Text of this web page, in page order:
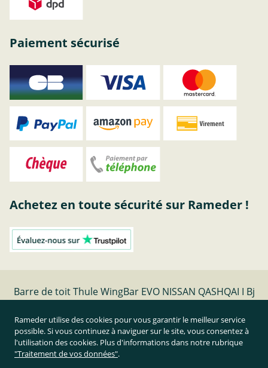
Paiement sécurisé
Achetez en toute sécurité sur Rameder !
Barre de toit Thule WingBar EVO NISSAN QASHQAI I Bj
Résilier le contrat
Rameder utilise des cookies pour vous garantir le meilleur service
possible. Si vous continuez à naviguer sur le site, vous consentez à
l'utilisation des cookies. Plus d'informations dans notre rubrique
"Traitement de vos données".